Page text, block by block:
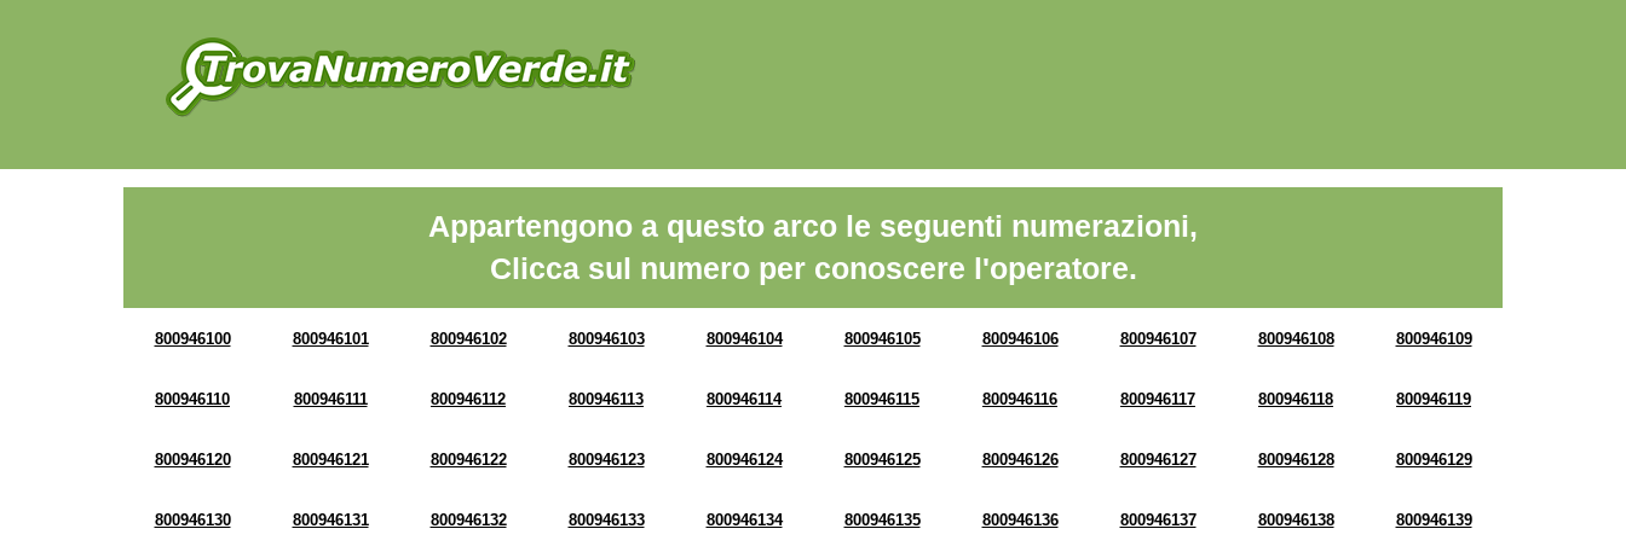
Appartengono a questo arco le seguenti numerazioni,
Clicca sul numero per conoscere l'operatore.
800946100 800946101 800946102 800946103 800946104 800946105 800946106 800946107 800946108 800946109
800946110 800946111 800946112 800946113 800946114 800946115 800946116 800946117 800946118 800946119
800946120 800946121 800946122 800946123 800946124 800946125 800946126 800946127 800946128 800946129
800946130 800946131 800946132 800946133 800946134 800946135 800946136 800946137 800946138 800946139